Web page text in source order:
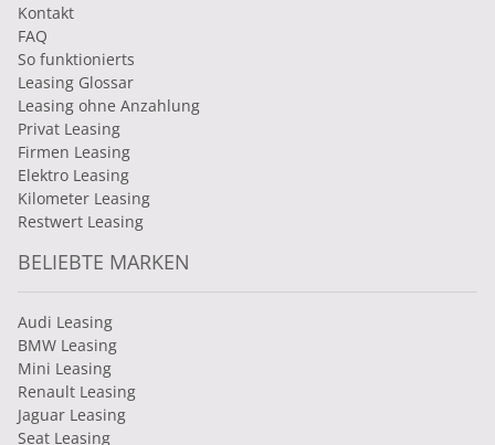
Kontakt
FAQ
So funktionierts
Leasing Glossar
Leasing ohne Anzahlung
Privat Leasing
Firmen Leasing
Elektro Leasing
Kilometer Leasing
Restwert Leasing
BELIEBTE MARKEN
Audi Leasing
BMW Leasing
Mini Leasing
Renault Leasing
Jaguar Leasing
Seat Leasing